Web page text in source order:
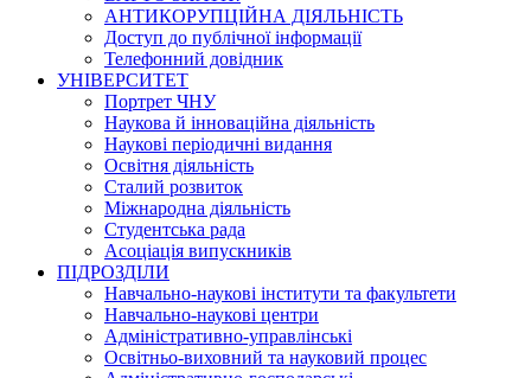
АНТИКОРУПЦІЙНА ДІЯЛЬНІСТЬ
Доступ до публічної інформації
Телефонний довідник
УНІВЕРСИТЕТ
Портрет ЧНУ
Наукова й інноваційна діяльність
Наукові періодичні видання
Освітня діяльність
Сталий розвиток
Міжнародна діяльність
Студентська рада
Асоціація випускників
ПІДРОЗДІЛИ
Навчально-наукові інститути та факультети
Навчально-наукові центри
Адміністративно-управлінські
Освітньо-виховний та науковий процес